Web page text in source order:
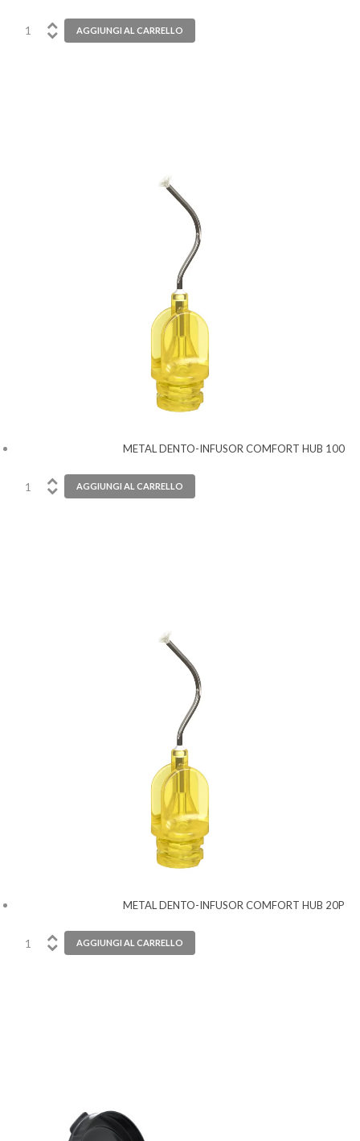
METAL DENTO-INFUSOR COMFORT HUB 100
METAL DENTO-INFUSOR COMFORT HUB 20P